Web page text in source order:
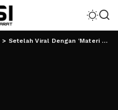
> Setelah Viral Dengan ‘Materi SARA’, Komika Asal Lampung Minta Maaf